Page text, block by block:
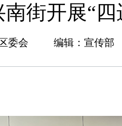
街开展“
区委会 编辑：宣传